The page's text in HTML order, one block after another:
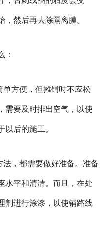
然后再去除隔离膜。
：
单方便，但摊铺时不应松
需要及时排出空气，以使
以后的施工。
法，都需要做好准备。准备
水平和清洁。而且，在处
剂进行涂漆，以使铺路线